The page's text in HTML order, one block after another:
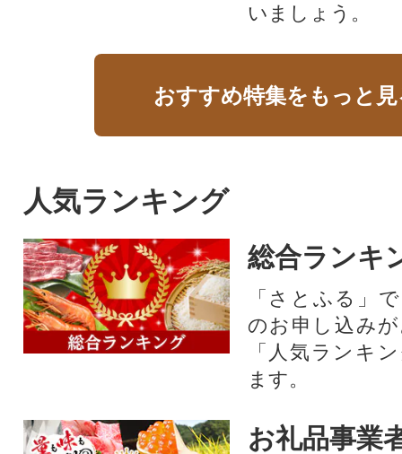
いましょう。
おすすめ特集をもっと
人気ランキング
総合ランキ
「さとふる」
のお申し込み
「人気ランキ
ます。
お礼品事業